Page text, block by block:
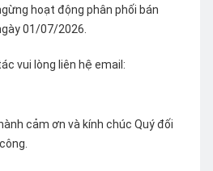
hoạt động phân phối bán
01/07/2026.
vui lòng liên hệ email:
cảm ơn và kính chúc Quý đối